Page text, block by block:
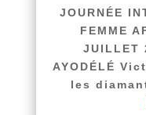
JOURNÉE
FEMME
JUILLET
AYODÉLÉ
les